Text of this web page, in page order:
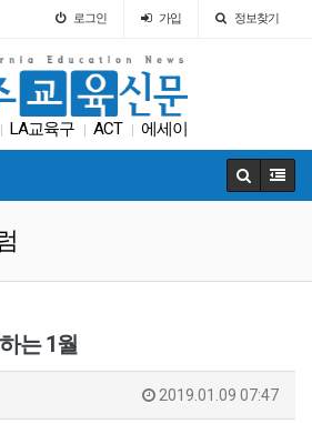
로그인 가입 정보찾기
LA교육구 ACT 에세이
교육부 트럼프 학자금
는 1월
2019.01.09 07:47